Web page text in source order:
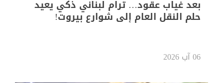
بعد غياب عقود… ترام لبناني ذكي يعيد
حلم النقل العام إلى شوارع بيروت!
06 آب 2026